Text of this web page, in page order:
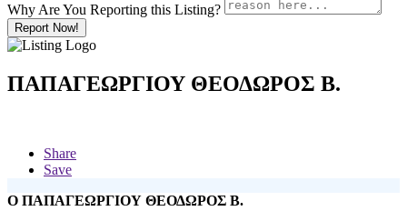
Why Are You Reporting this Listing?
Report Now!
ΠΑΠΑΓΕΩΡΓΙΟΥ ΘΕΟΔΩΡΟΣ Β.
Share
Save
Ο ΠΑΠΑΓΕΩΡΓΙΟΥ ΘΕΟΔΩΡΟΣ Β.